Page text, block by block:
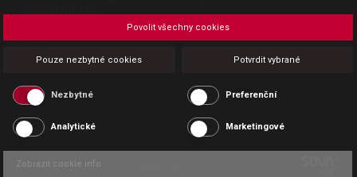
Platba
Povinná publicita
Copyright CESK 2026 |
Pouze nezbytné cookies Potvrdit vybrané
Povolit všechny cookies
Nezbytné Preferenční
Analytické Marketingové
Zobrazit cookie info